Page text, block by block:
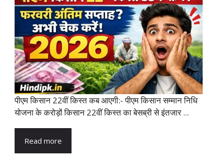
पीएम किसान 22वीं किस्त कब आएगी:- पीएम किसान सम्मान निधि
योजना के करोड़ों किसान 22वीं किस्त का बेसब्री से इंतजार ...
Read more